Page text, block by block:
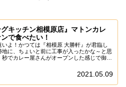
グキッチン相模原店』マトンカレ
で食べたい！
いよ！かつては『相模原 大勝軒』が君臨し
地に、ちょいと前に工事が入ったかな～と思
秒でカレー屋さんがオープンした感じで御座
ールとかパキスタンの人ってパターンも有
2021.05.09